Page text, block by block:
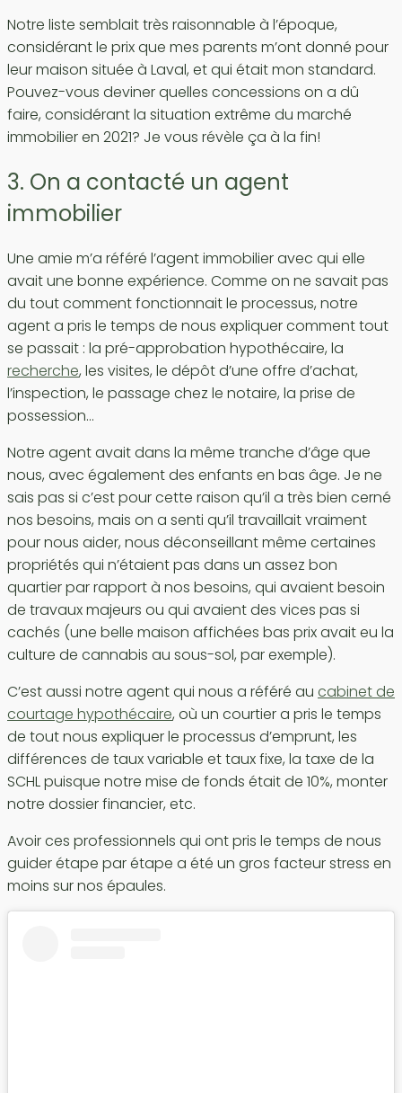
Notre liste semblait très raisonnable à l’époque,
considérant le prix que mes parents m’ont donné pour
leur maison située à Laval, et qui était mon standard.
Pouvez-vous deviner quelles concessions on a dû
faire, considérant la situation extrême du marché
immobilier en 2021? Je vous révèle ça à la fin!
3. On a contacté un agent
immobilier
Une amie m’a référé l’agent immobilier avec qui elle
avait une bonne expérience. Comme on ne savait pas
du tout comment fonctionnait le processus, notre
agent a pris le temps de nous expliquer comment tout
se passait : la pré-approbation hypothécaire, la
recherche, les visites, le dépôt d’une offre d’achat,
l’inspection, le passage chez le notaire, la prise de
possession…
Notre agent avait dans la même tranche d’âge que
nous, avec également des enfants en bas âge. Je ne
sais pas si c’est pour cette raison qu’il a très bien cerné
nos besoins, mais on a senti qu’il travaillait vraiment
pour nous aider, nous déconseillant même certaines
propriétés qui n’étaient pas dans un assez bon
quartier par rapport à nos besoins, qui avaient besoin
de travaux majeurs ou qui avaient des vices pas si
cachés (une belle maison affichées bas prix avait eu la
culture de cannabis au sous-sol, par exemple).
C’est aussi notre agent qui nous a référé au cabinet de
courtage hypothécaire, où un courtier a pris le temps
de tout nous expliquer le processus d’emprunt, les
différences de taux variable et taux fixe, la taxe de la
SCHL puisque notre mise de fonds était de 10%, monter
notre dossier financier, etc.
Avoir ces professionnels qui ont pris le temps de nous
guider étape par étape a été un gros facteur stress en
moins sur nos épaules.